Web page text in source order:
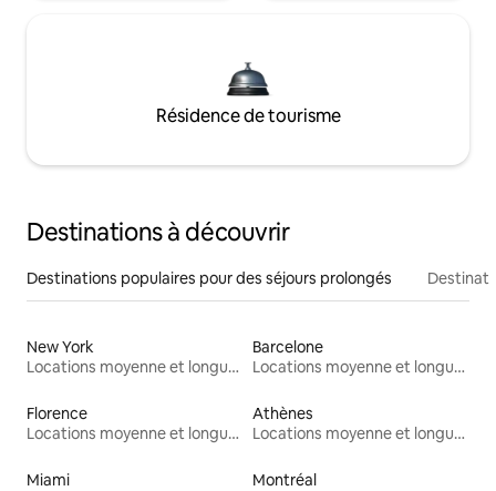
Résidence de tourisme
Destinations à découvrir
Destinations populaires pour des séjours prolongés
New York
Locations moyenne et longue durée
Barcelone
Locations moyenne et longue durée
Florence
Locations moyenne et longue durée
Athènes
Locations moyenne et longue durée
Miami
Montréal